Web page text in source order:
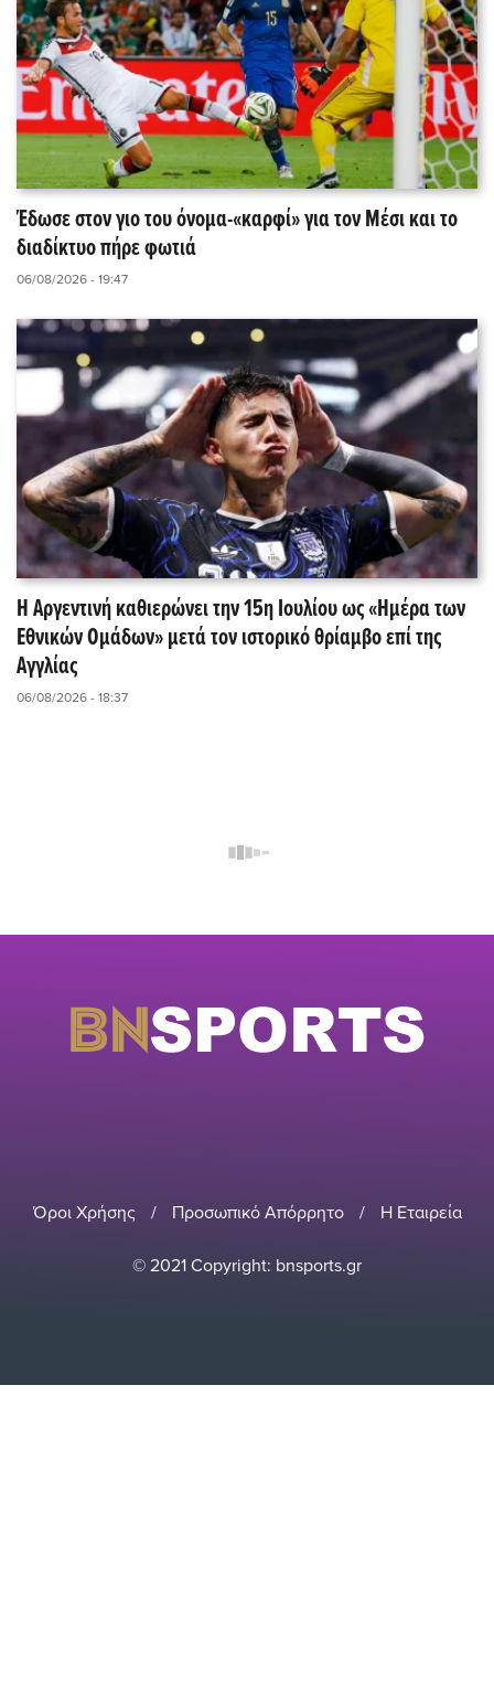
Έδωσε στον γιο του όνομα-«καρφί» για τον Μέσι και το
διαδίκτυο πήρε φωτιά
06/08/2026 - 19:47
Η Αργεντινή καθιερώνει την 15η Ιουλίου ως «Ημέρα των
Εθνικών Ομάδων» μετά τον ιστορικό θρίαμβο επί της
Αγγλίας
06/08/2026 - 18:37
Όροι Χρήσης / Προσωπικό Απόρρητο / Η Εταιρεία
© 2021 Copyright: bnsports.gr